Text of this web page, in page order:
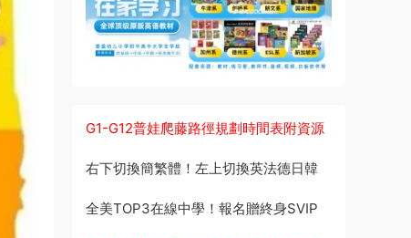
G1-G12普娃爬藤路徑規劃時間表附資源
右下切換簡繁體！左上切換英法德日韓
全美TOP3在線中學！報名贈終身SVIP